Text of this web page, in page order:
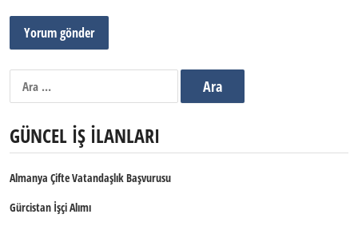
GÜNCEL İŞ İLANLARI
Almanya Çifte Vatandaşlık Başvurusu
Gürcistan İşçi Alımı